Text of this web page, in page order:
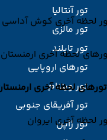
لحظه آخری کوش آداسی
لحظه آخری ارمنستان
تورهای لحظه آخری
لحظه آخری ایروان
تور آنتالیا
تور مالزی
تور تایلند
تورهای اروپایی
تور ویتنام
تور آفریقای جنوبی
تور ژاپن